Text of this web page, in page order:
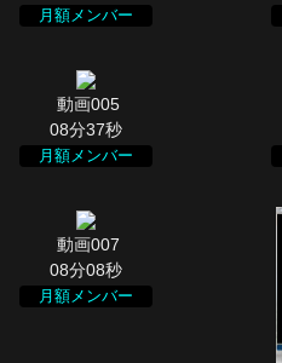
月額メンバー
08分37秒
月額メンバー
08分08秒
月額メンバー